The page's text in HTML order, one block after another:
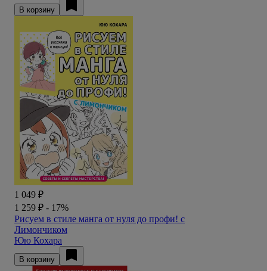
В корзину
1 049 ₽
1 259 ₽ - 17%
Рисуем в стиле манга от нуля до профи! с
Лимончиком
Юю Кохара
В корзину